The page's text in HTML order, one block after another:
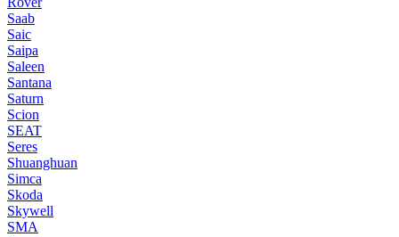
Saab
Saic
Saipa
Saleen
Santana
Saturn
Scion
SEAT
Seres
Shuanghuan
Simca
Skoda
Skywell
SMA